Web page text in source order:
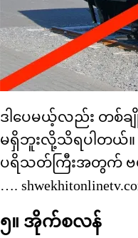
ဒါပေမယ့်လည်း တစ်ခ
မရှိဘူးလို့သိရပါတယ်။
ပရိသတ်ကြီးအတွက် ဗ
….
၅။ အိုက်စလန်